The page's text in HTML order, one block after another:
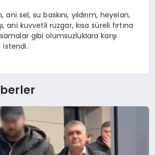
sel, su baskını, yıldırım, heyelan,
ani kuvvetli rüzgar, kısa süreli fırtına
gibi olumsuzluklara karşı
istendi.